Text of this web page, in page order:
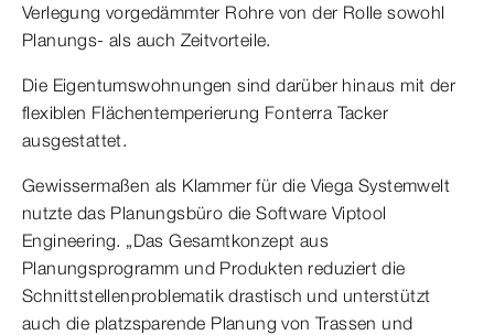
Verlegung vorgedämmter Rohre von der Rolle sowohl
Planungs- als auch Zeitvorteile.
Die Eigentumswohnungen sind darüber hinaus mit der
flexiblen Flächentemperierung Fonterra Tacker
ausgestattet.
Gewissermaßen als Klammer für die Viega Systemwelt
nutzte das Planungsbüro die Software Viptool
Engineering. „Das Gesamtkonzept aus
Planungsprogramm und Produkten reduziert die
Schnittstellenproblematik drastisch und unterstützt
auch die platzsparende Planung von Trassen und